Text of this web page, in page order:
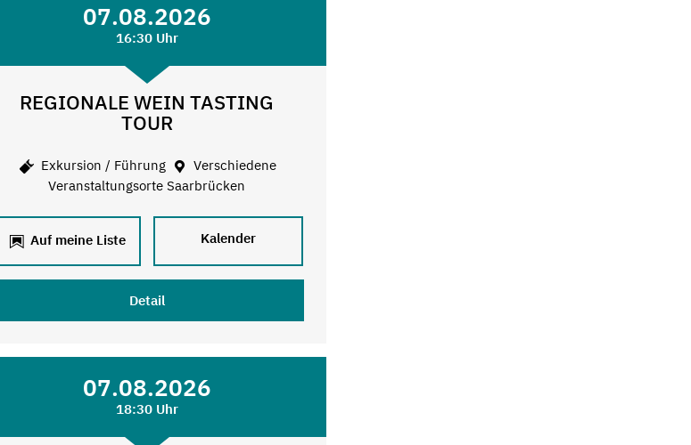
07.08.2026
16:30 Uhr
REGIONALE WEIN TASTING
TOUR
Exkursion / Führung
Verschiedene
Veranstaltungsorte Saarbrücken
Auf meine Liste Kalender
Detail
07.08.2026
18:30 Uhr